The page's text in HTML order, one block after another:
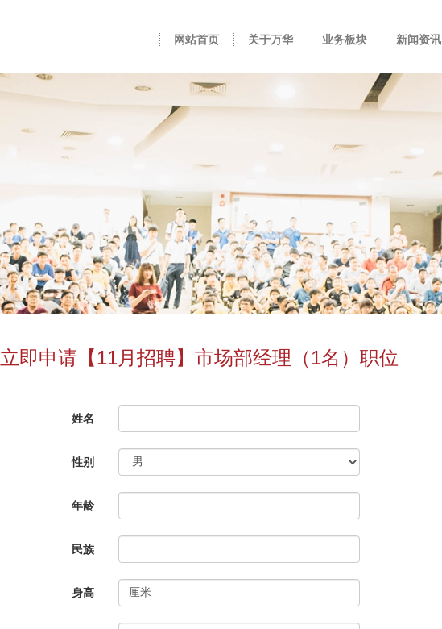
网站首页 关于万华 业务板块 新闻资讯
立即申请【11月招聘】市场部经理（1名）职位
姓名
性别
年龄
民族
身高